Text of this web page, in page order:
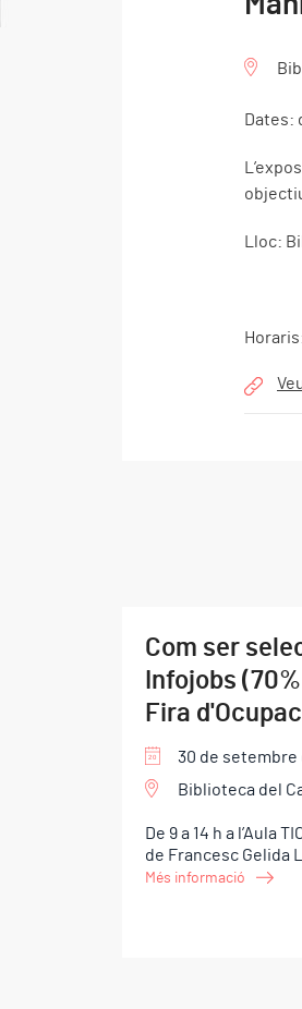
Dates:
Lloc:
Com ser
Infojobs
Fira
30 de setembre
Biblioteca del
De 9 a 14 h a l’Aula
de Francesc Gelida
Més informació